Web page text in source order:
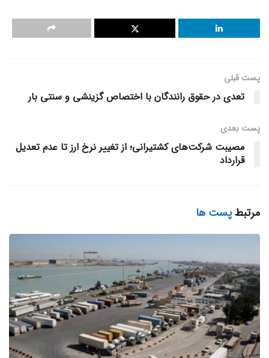
کشتیرانی دریای سیاه اوکراین باز می‌گردد. در این ارتباط روز
در ماه آگوست عبور کرده‌اند که این موضوع باعث افزایش شاخص
کشتی‌های حمل فله شده است.
برچسب ها:
پست قبلی
تعدی در حقوق رانندگان با اختصاص گزینشی و سنتی بار
پست‌ بعدی
مصیبت شرکت‌های کشتیرانی؛ از تغییر نرخ ارز تا عدم تعدیل
قرارداد
مرتبطپست ها